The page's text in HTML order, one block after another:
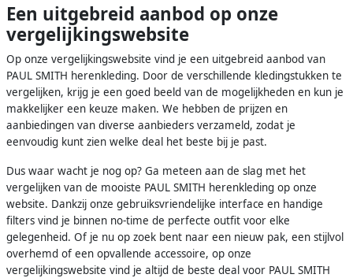
Een uitgebreid aanbod op onze
vergelijkingswebsite
Op onze vergelijkingswebsite vind je een uitgebreid aanbod van
PAUL SMITH herenkleding. Door de verschillende kledingstukken te
vergelijken, krijg je een goed beeld van de mogelijkheden en kun je
makkelijker een keuze maken. We hebben de prijzen en
aanbiedingen van diverse aanbieders verzameld, zodat je
eenvoudig kunt zien welke deal het beste bij je past.
Dus waar wacht je nog op? Ga meteen aan de slag met het
vergelijken van de mooiste PAUL SMITH herenkleding op onze
website. Dankzij onze gebruiksvriendelijke interface en handige
filters vind je binnen no-time de perfecte outfit voor elke
gelegenheid. Of je nu op zoek bent naar een nieuw pak, een stijlvol
overhemd of een opvallende accessoire, op onze
vergelijkingswebsite vind je altijd de beste deal voor PAUL SMITH